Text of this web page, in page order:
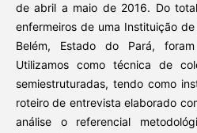
de abril a maio de 2016. Do
enfermeiros de uma Instituição
Belém, Estado do Pará, foram
Utilizamos como técnica de
semiestruturadas, tendo como
roteiro de entrevista elaborado
análise o referencial